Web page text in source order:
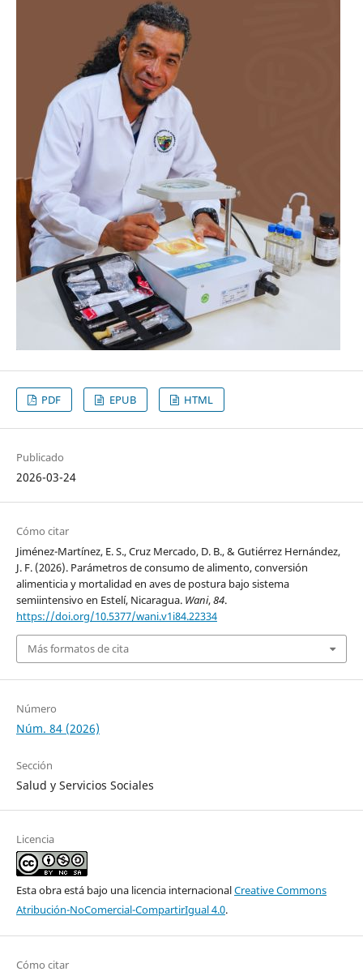
PDF EPUB HTML
Publicado
2026-03-24
Cómo citar
Jiménez-Martínez, E. S., Cruz Mercado, D. B., & Gutiérrez Hernández,
J. F. (2026). Parámetros de consumo de alimento, conversión
alimenticia y mortalidad en aves de postura bajo sistema
semiintensivo en Estelí, Nicaragua. Wani,84.
https://doi.org/10.5377/wani.v1i84.22334
Más formatos de cita
Número
Núm. 84 (2026)
Sección
Salud y Servicios Sociales
Licencia
Esta obra está bajo una licencia internacionalCreative Commons
Atribución-NoComercial-CompartirIgual 4.0.
Cómo citar